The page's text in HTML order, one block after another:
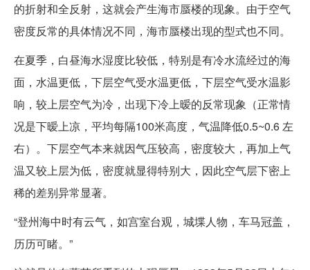
的折射和全反射，这就会产生海市蜃楼的现象。由于空气
密度反常的具体情况不同，海市蜃楼出现的型式也不同。
在夏季，白昼海水湿度比较低，特别是有冷水流经过的海
面，水温更低，下层空气受水温更低，下层空气受水温影
响，较上层空气为冷，出现下冷上暧的反常现象（正常情
况是下暧上凉，平均每隔100米高度，气温降低0.5~0.6 左
右）。下层空气本来就因气压较高，密度较大，再加上气
温又较上层为低，密度就显得特别大，因此空气层下密上
稀的差别异常显著。
“登州海中时有云气，如宫室台观，城堞人物，车马冠盖，
历历可睹。”